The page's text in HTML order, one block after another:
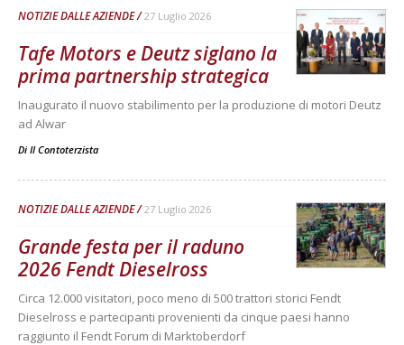
NOTIZIE DALLE AZIENDE 27 Luglio 2026
Tafe Motors e Deutz siglano la
prima partnership strategica
Inaugurato il nuovo stabilimento per la produzione di motori Deutz
ad Alwar
Di Il Contoterzista
NOTIZIE DALLE AZIENDE 27 Luglio 2026
Grande festa per il raduno
2026 Fendt Dieselross
Circa 12.000 visitatori, poco meno di 500 trattori storici Fendt
Dieselross e partecipanti provenienti da cinque paesi hanno
raggiunto il Fendt Forum di Marktoberdorf